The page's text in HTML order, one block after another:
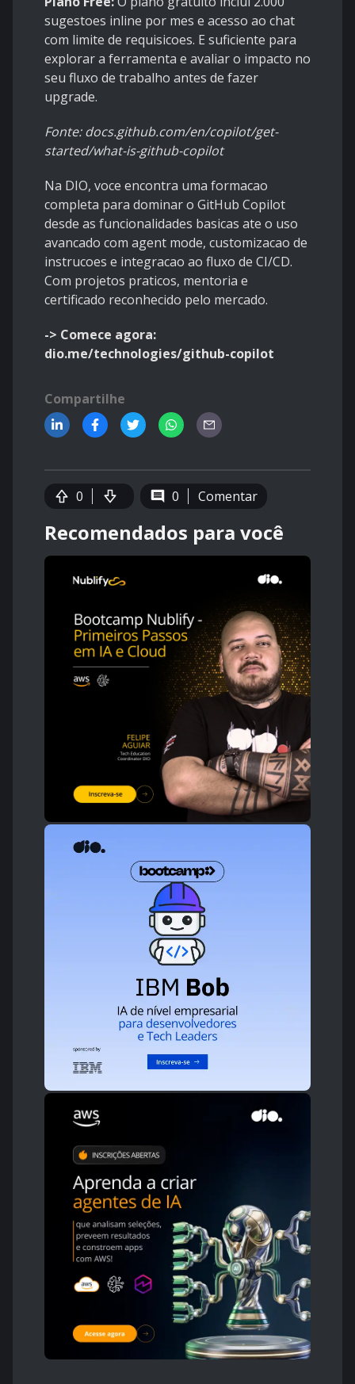
sugestoes inline por mes e acesso ao chat
com limite de requisicoes. E suficiente para
explorar a ferramenta e avaliar o impacto no
seu fluxo de trabalho antes de fazer
upgrade.
Fonte: docs.github.com/en/copilot/get-
started/what-is-github-copilot
Na DIO, voce encontra uma formacao
completa para dominar o GitHub Copilot
desde as funcionalidades basicas ate o uso
avancado com agent mode, customizacao de
instrucoes e integracao ao fluxo de CI/CD.
Com projetos praticos, mentoria e
certificado reconhecido pelo mercado.
-> Comece agora:
dio.me/technologies/github-copilot
Compartilhe
0 0 Comentar
Recomendados para você